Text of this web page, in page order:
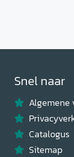
Snel naar
Algemene
Catalogus
Sitemap